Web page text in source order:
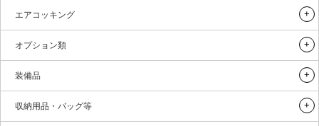
エアコッキング
オプション類
装備品
収納用品・バッグ等